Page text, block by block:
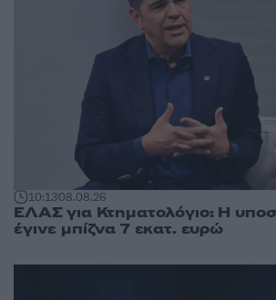
10:1308.08.26
ΕΛΑΣ για Κτηματολόγιο: Η
έγινε μπίζνα 7 εκατ. ευρώ